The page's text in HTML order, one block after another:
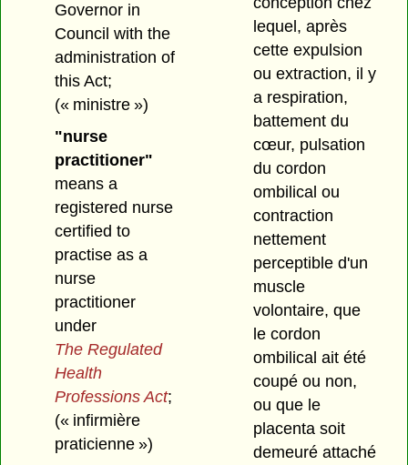
Governor in
Council with the
administration of
this Act;
(« ministre »)
"nurse
practitioner"
means a
registered nurse
certified to
practise as a
nurse
practitioner
under
The Regulated
Health
Professions Act;
(« infirmière
praticienne »)
lequel, après
cette expulsion
ou extraction, il y
a respiration,
battement du
cœur, pulsation
du cordon
ombilical ou
contraction
nettement
perceptible d'un
muscle
volontaire, que
le cordon
ombilical ait été
coupé ou non,
ou que le
placenta soit
demeuré attaché